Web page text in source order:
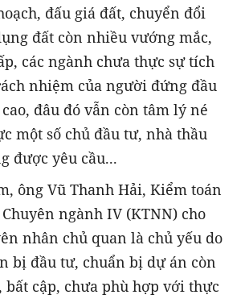
đấu giá đất, chuyển đổi
đất còn nhiều vướng mắc,
các ngành chưa thực sự tích
nhiệm của người đứng đầu
đâu đó vẫn còn tâm lý né
một số chủ đầu tư, nhà thầu
được yêu cầu...
ông Vũ Thanh Hải, Kiểm toán
ngành IV (KTNN) cho
nhân chủ quan là chủ yếu do
bị đầu tư, chuẩn bị dự án còn
bất cập, chưa phù hợp với thực